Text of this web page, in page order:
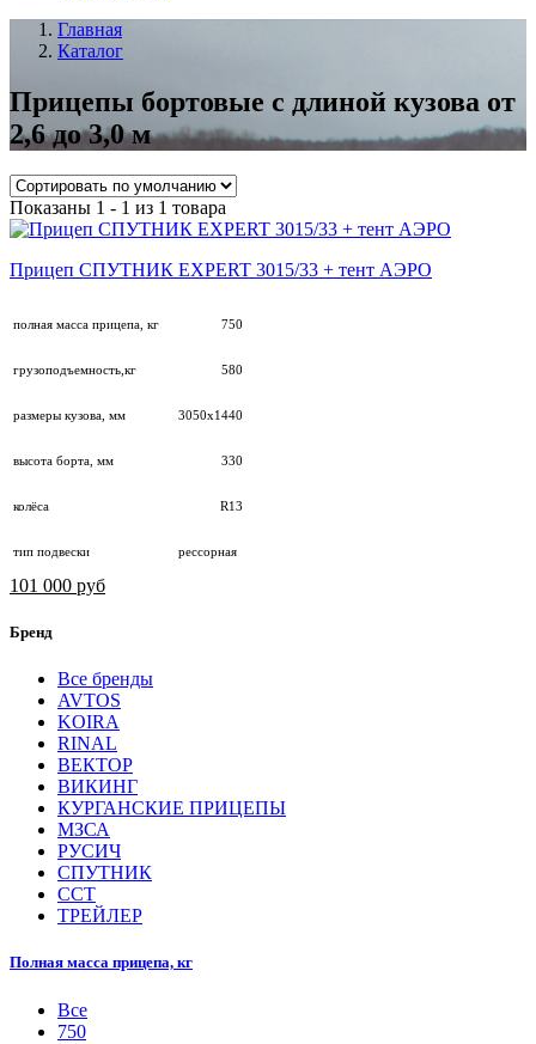
Главная
Каталог
Прицепы бортовые с длиной кузова от
2,6 до 3,0 м
Показаны 1 - 1 из 1 товара
Прицеп СПУТНИК EXPERT 3015/33 + тент АЭРО
полная масса прицепа, кг 750
грузоподъемность,кг 580
размеры кузова, мм 3050х1440
высота борта, мм 330
колёса R13
тип подвески рессорная
101 000 руб
Бренд
Все бренды
AVTOS
KOIRA
RINAL
ВЕКТОР
ВИКИНГ
КУРГАНСКИЕ ПРИЦЕПЫ
МЗСА
РУСИЧ
СПУТНИК
ССТ
ТРЕЙЛЕР
Полная масса прицепа, кг
Все
750